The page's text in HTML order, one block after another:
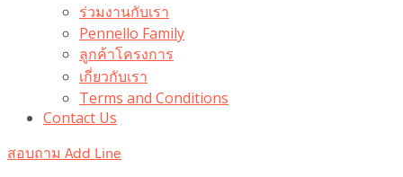
ร่วมงานกับเรา
Pennello Family
ลูกค้าโครงการ
เกี่ยวกับเรา
Terms and Conditions
Contact Us
สอบถาม Add Line